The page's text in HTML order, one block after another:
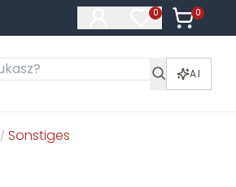
0
Produkty na
0
Produkty
AI
/ Sonstiges